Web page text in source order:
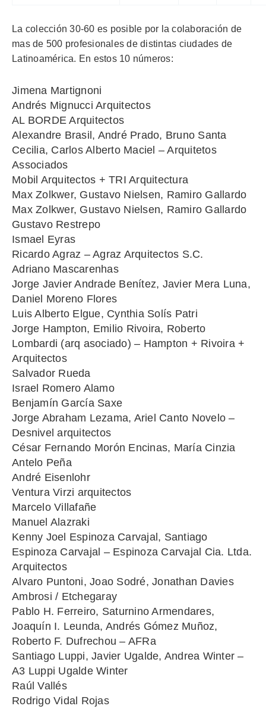
La colección 30-60 es posible por la colaboración de
mas de 500 profesionales de distintas ciudades de
Latinoamérica. En estos 10 números:
Jimena Martignoni
Andrés Mignucci Arquitectos
AL BORDE Arquitectos
Alexandre Brasil, André Prado, Bruno Santa
Cecilia, Carlos Alberto Maciel – Arquitetos
Associados
Mobil Arquitectos + TRI Arquitectura
Max Zolkwer, Gustavo Nielsen, Ramiro Gallardo
Max Zolkwer, Gustavo Nielsen, Ramiro Gallardo
Gustavo Restrepo
Ismael Eyras
Ricardo Agraz – Agraz Arquitectos S.C.
Adriano Mascarenhas
Jorge Javier Andrade Benítez, Javier Mera Luna,
Daniel Moreno Flores
Luis Alberto Elgue, Cynthia Solís Patri
Jorge Hampton, Emilio Rivoira, Roberto
Lombardi (arq asociado) – Hampton + Rivoira +
Arquitectos
Salvador Rueda
Israel Romero Alamo
Benjamín García Saxe
Jorge Abraham Lezama, Ariel Canto Novelo –
Desnivel arquitectos
César Fernando Morón Encinas, María Cinzia
Antelo Peña
André Eisenlohr
Ventura Virzi arquitectos
Marcelo Villafañe
Manuel Alazraki
Kenny Joel Espinoza Carvajal, Santiago
Espinoza Carvajal – Espinoza Carvajal Cia. Ltda.
Arquitectos
Alvaro Puntoni, Joao Sodré, Jonathan Davies
Ambrosi / Etchegaray
Pablo H. Ferreiro, Saturnino Armendares,
Joaquín I. Leunda, Andrés Gómez Muñoz,
Roberto F. Dufrechou – AFRa
Santiago Luppi, Javier Ugalde, Andrea Winter –
A3 Luppi Ugalde Winter
Raúl Vallés
Rodrigo Vidal Rojas